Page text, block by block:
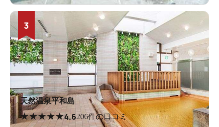
3
天然温泉平和島
★★★★★4.6206件の口コミ